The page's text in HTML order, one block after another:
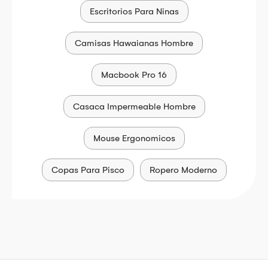
Escritorios Para Ninas
Camisas Hawaianas Hombre
Macbook Pro 16
Casaca Impermeable Hombre
Mouse Ergonomicos
Copas Para Pisco Ropero Moderno